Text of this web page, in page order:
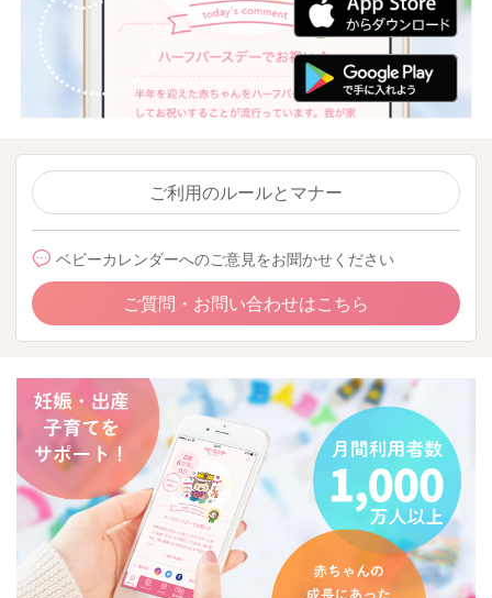
ご利用のルールとマナー
ベビーカレンダーへのご意見をお聞かせください
ご質問・お問い合わせはこちら